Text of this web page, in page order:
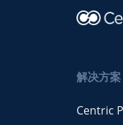
解决方案
Centric